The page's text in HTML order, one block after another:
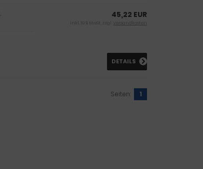
45,22 EUR
inkl. 19 % MwSt. zzgl. Versandkosten
DETAILS
Seiten: 1